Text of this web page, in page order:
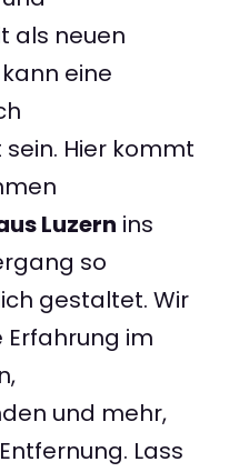
als neuen
eine
Hier kommt
Luzern ins
so
gestaltet. Wir
im
und mehr,
Lass